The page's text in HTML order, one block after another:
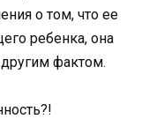
о том, что ее
ребенка, она
фактом.